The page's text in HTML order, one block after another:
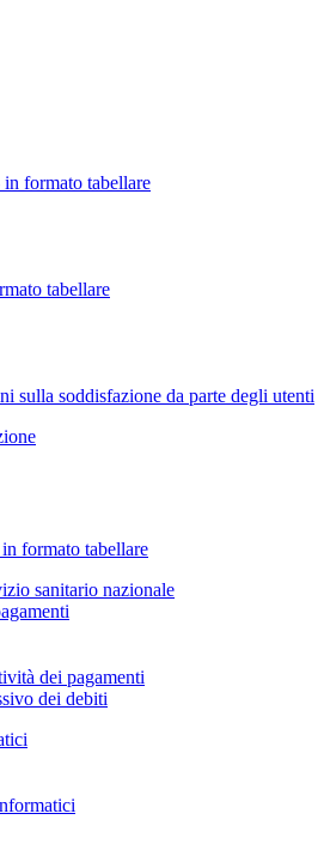
formato tabellare
tabellare
sulla soddisfazione da parte degli utenti
formato tabellare
sanitario nazionale
dei pagamenti
dei debiti